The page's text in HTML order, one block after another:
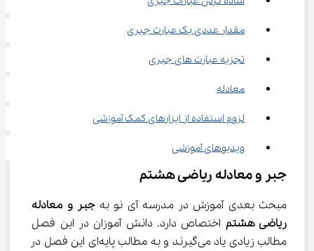
مقدار عددی یک عبارت جبری
تجزیه عبارت های جبری
معادله
لزوم استفاده از ابزارهای کمک آموزشی
ویدیوهای آموزشی
جبر و معادله ریاضی هشتم
مبحث بعدی آموزش در مدرسه آی نو به جبر و معادله
ریاضی هشتم اختصاص دارد. دانش آموزان در این فصل
مطالب زیادی یاد می‌گیرند و به مطالب پایه‌ای این فصل در